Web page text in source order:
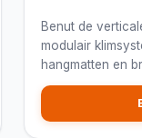
Benut de
modulair
hangmatten en
op hoogte voor
voor grote